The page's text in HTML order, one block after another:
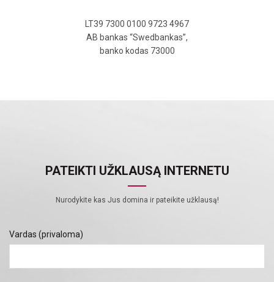
LT39 7300 0100 9723 4967
AB bankas “Swedbankas”,
banko kodas 73000
PATEIKTI UŽKLAUSĄ INTERNETU
Nurodykite kas Jus domina ir pateikite užklausą!
Vardas (privaloma)